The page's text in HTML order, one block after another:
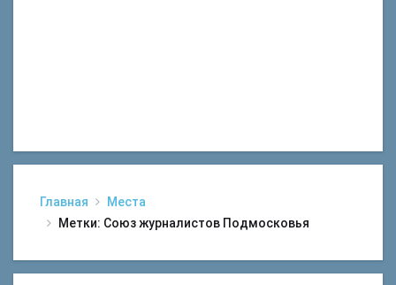
Главная
Места
Метки: Союз журналистов Подмосковья